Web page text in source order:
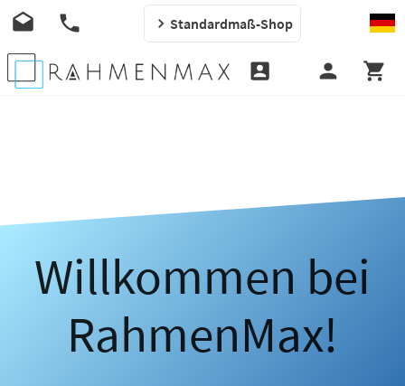
Standardmaß-Shop
Willkommen bei
RahmenMax!